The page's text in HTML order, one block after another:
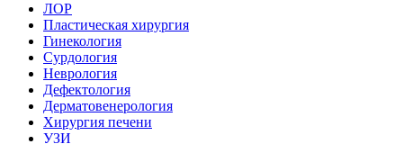
ЛОР
Пластическая хирургия
Гинекология
Сурдология
Неврология
Дефектология
Дерматовенерология
Хирургия печени
УЗИ